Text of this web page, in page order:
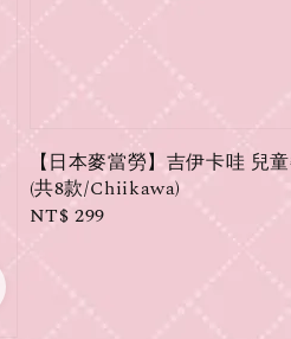
【日本麥當勞】吉伊卡哇 兒
(共8款/Chiikawa)
Regular
NT$ 299